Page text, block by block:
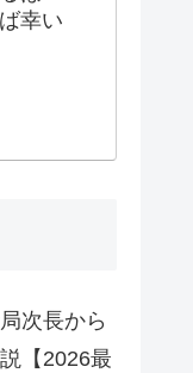
幸い
次長から
【2026最